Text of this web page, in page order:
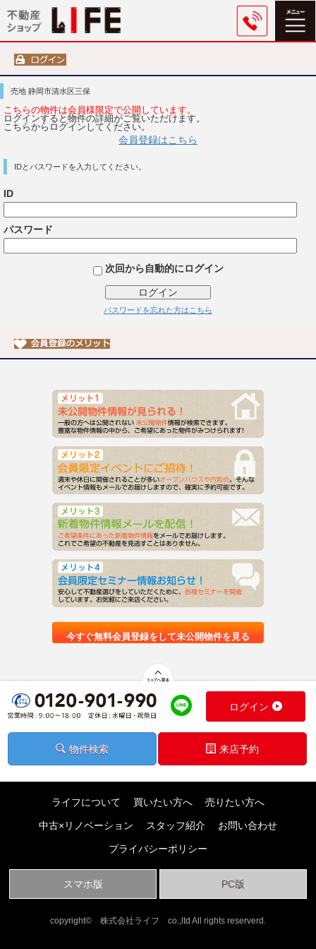
売地 静岡市清水区三保
こちらの物件は会員様限定で公開しています。
ログインすると物件の詳細がご覧いただけます。
こちらからログインしてください。
会員登録はこちら
IDとパスワードを入力してください。
ID
パスワード
次回から自動的にログイン
ログイン
パスワードを忘れた方はこちら
今すぐ無料会員登録をして未公開物件を見る
ログイン
物件検索 来店予約
ライフについて 買いたい方へ 売りたい方へ
中古×リノベーション スタッフ紹介 お問い合わせ
プライバシーポリシー
スマホ版 PC版
copyright© 株式会社ライフ co.,ltd All rights reserverd.